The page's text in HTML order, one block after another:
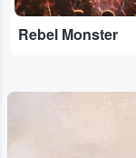
Rebel Monster